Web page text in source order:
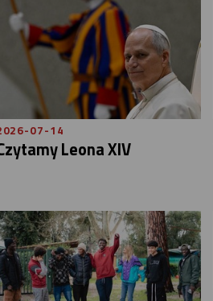
07-14
Leona XIV